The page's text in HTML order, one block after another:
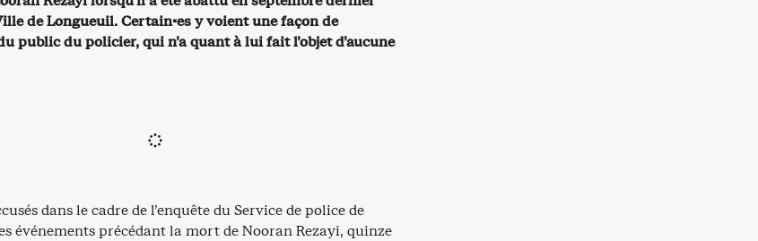
de Longueuil. Certain·es y voient une façon de
public du policier, qui n’a quant à lui fait l’objet d’aucune
dans le cadre de l’enquête du Service de police de
événements précédant la mort de Nooran Rezayi, quinze